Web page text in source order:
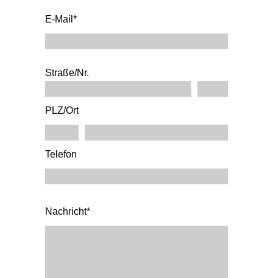
E-Mail*
Straße/Nr.
PLZ/Ort
Telefon
Nachricht*